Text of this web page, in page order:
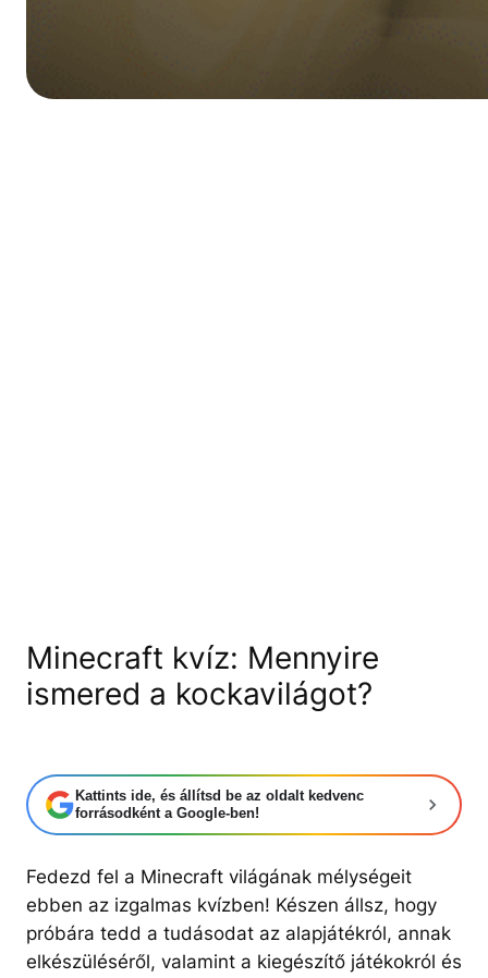
Minecraft kvíz: Mennyire
ismered a kockavilágot?
Kattints ide, és állítsd be az oldalt kedvenc
forrásodként a Google-ben!
Fedezd fel a Minecraft világának mélységeit
ebben az izgalmas kvízben! Készen állsz, hogy
próbára tedd a tudásodat az alapjátékról, annak
elkészüléséről, valamint a kiegészítő játékokról és